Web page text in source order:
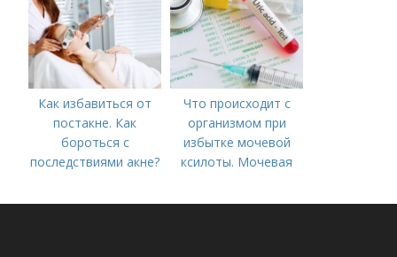
Как избавиться от
постакне. Как
бороться с
последствиями акне?
Что происходит с
организмом при
избытке мочевой
ксилоты. Мочевая
норма и отклонения